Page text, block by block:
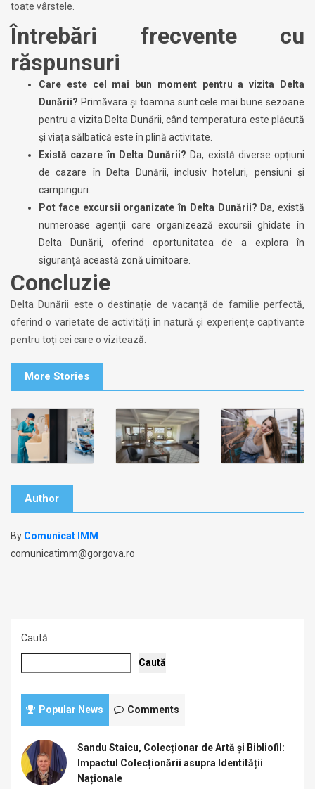
toate vârstele.
Întrebări frecvente cu
răspunsuri
Care este cel mai bun moment pentru a vizita Delta
Dunării? Primăvara și toamna sunt cele mai bune sezoane
pentru a vizita Delta Dunării, când temperatura este plăcută
și viața sălbatică este în plină activitate.
Există cazare în Delta Dunării? Da, există diverse opțiuni
de cazare în Delta Dunării, inclusiv hoteluri, pensiuni și
campinguri.
Pot face excursii organizate în Delta Dunării? Da, există
numeroase agenții care organizează excursii ghidate în
Delta Dunării, oferind oportunitatea de a explora în
siguranță această zonă uimitoare.
Concluzie
Delta Dunării este o destinație de vacanță de familie perfectă,
oferind o varietate de activități în natură și experiențe captivante
pentru toți cei care o vizitează.
More Stories
Author
By Comunicat IMM
comunicatimm@gorgova.ro
Caută
Caută
Popular News Comments
Sandu Staicu, Colecționar de Artă și Bibliofil:
Impactul Colecționării asupra Identității
Naționale